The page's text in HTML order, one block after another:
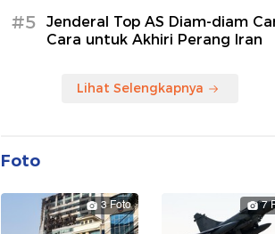
#5
Jenderal Top AS Diam-diam
Cara untuk Akhiri Perang Iran
Lihat Selengkapnya
Foto
3 Foto 7